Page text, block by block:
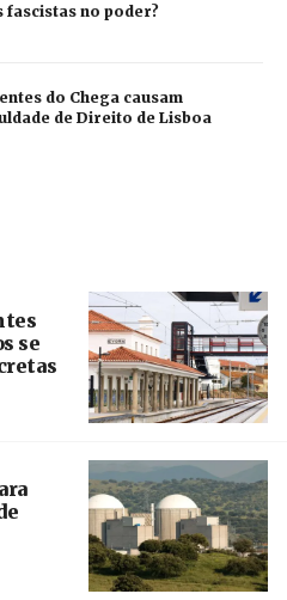
fascistas no poder?
do Chega causam
de Direito de Lisboa
se